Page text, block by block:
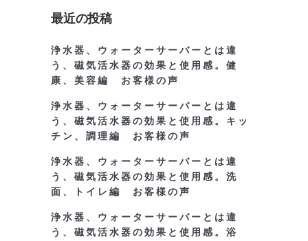
最近の投稿
浄水器、ウォーターサーバーとは違
う、磁気活水器の効果と使用感。健
康、美容編 お客様の声
浄水器、ウォーターサーバーとは違
う、磁気活水器の効果と使用感。キッ
チン、調理編 お客様の声
浄水器、ウォーターサーバーとは違
う、磁気活水器の効果と使用感。洗
面、トイレ編 お客様の声
浄水器、ウォーターサーバーとは違
う、磁気活水器の効果と使用感。浴